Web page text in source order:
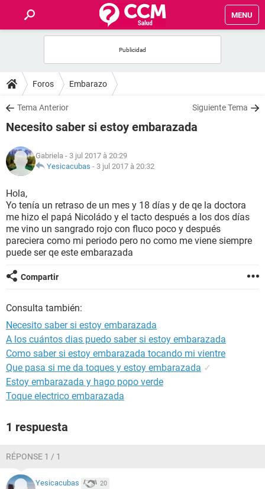
MENU
FORUMS
SALUD
NUTRICIÓN
BIENESTAR
SEXUALIDAD
GLOSARIO
Foros Embarazo
Tema Anterior Siguiente Tema
Necesito saber si estoy embarazada
Gabriela - 3 jul 2017 à 20:29
Yesicacubas - 3 jul 2017 à 20:32
Hola,
Yo tenía un retraso de un mes y 18 días y de qe la doctora
me hizo el papá Nicoládo y el tacto después a los dos días
me vino un sangrado rojo con fluco poco y después
pareciera como mi periodo pero no como me viene siempre
puede ser qe este embarazada
Compartir
Consulta también:
Necesito saber si estoy embarazada
A los cuántos dias puedo saber si estoy embarazada
Como saber si estoy embarazada tocando mi vientre
Que pasa si me da toques y estoy embarazada ✓
Estoy embarazada y hago popo verde
Toque electrico embarazada
1 respuesta
RÉPONSE 1 / 1
Yesicacubas 20